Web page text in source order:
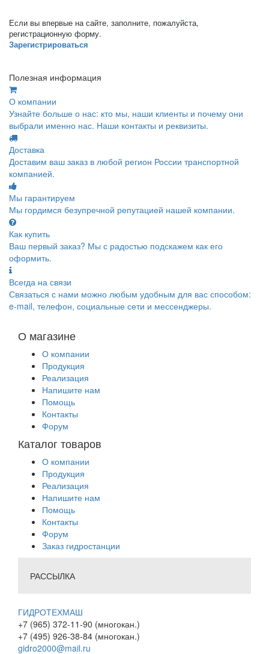
Если вы впервые на сайте, заполните, пожалуйста,
регистрационную форму.
Зарегистрироваться
Полезная информация
О компании
Узнайте больше о нас: кто мы, наши клиенты и почему они
выбрали именно нас. Наши контакты и реквизиты.
Доставка
Доставим ваш заказ в любой регион России транспортной
компанией.
Мы гарантируем
Мы гордимся безупречной репутацией нашей компании.
Как купить
Ваш первый заказ? Мы с радостью подскажем как его
оформить.
Всегда на связи
Связаться с нами можно любым удобным для вас способом:
e-mail, телефон, социальные сети и мессенджеры.
О магазине
О компании
Продукция
Реализация
Напишите нам
Помощь
Контакты
Форум
Каталог товаров
О компании
Продукция
Реализация
Напишите нам
Помощь
Контакты
Форум
Заказ гидростанции
РАССЫЛКА
ГИДРОТЕХМАШ
+7 (965) 372-11-90 (многокан.)
+7 (495) 926-38-84 (многокан.)
gidro2000@mail.ru